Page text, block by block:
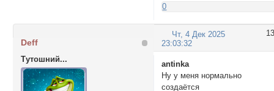
0
13
Чт, 4 Дек 2025
23:03:32
Deff
Тутошний...
antinka
Ну у меня нормально
создаётся